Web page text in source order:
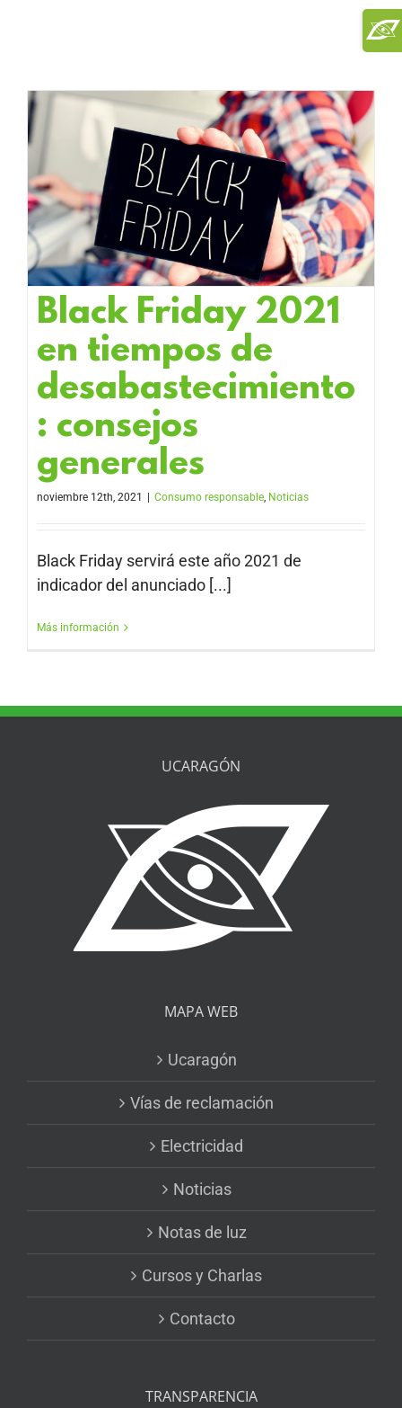
Black Friday 2021
en tiempos de
desabastecimiento
: consejos
generales
noviembre 12th, 2021 Consumo responsable, Noticias
Black Friday servirá este año 2021 de
indicador del anunciado [...]
Más información
UCARAGÓN
MAPA WEB
Ucaragón
Vías de reclamación
Electricidad
Noticias
Notas de luz
Cursos y Charlas
Contacto
TRANSPARENCIA
Area